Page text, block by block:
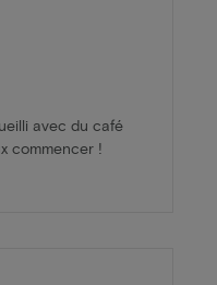
avec du café
commencer !